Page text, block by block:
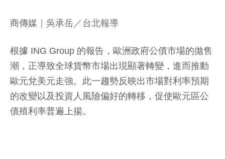
商傳媒 ｜吳承岳／台北報導
根據 ING Group 的報告，歐洲政府公債市場的拋售
潮，正導致全球貨幣市場出現顯著轉變，進而推動
歐元兌美元走強。此一趨勢反映出市場對利率預期
的改變以及投資人風險偏好的轉移，促使歐元區公
債殖利率普遍上揚。